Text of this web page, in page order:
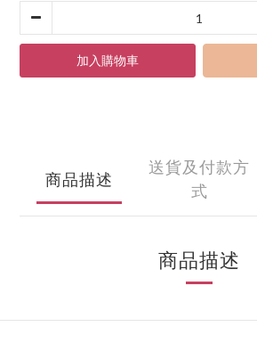
加入購物車
商品描述
送貨及付款方
式
商品描述